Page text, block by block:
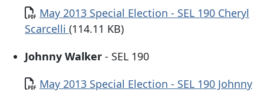
Documento
May 2013 Special Election - SEL 190 Cheryl
Scarcelli (114.11 KB)
Johnny Walker - SEL 190
Documento
May 2013 Special Election - SEL 190 Johnny